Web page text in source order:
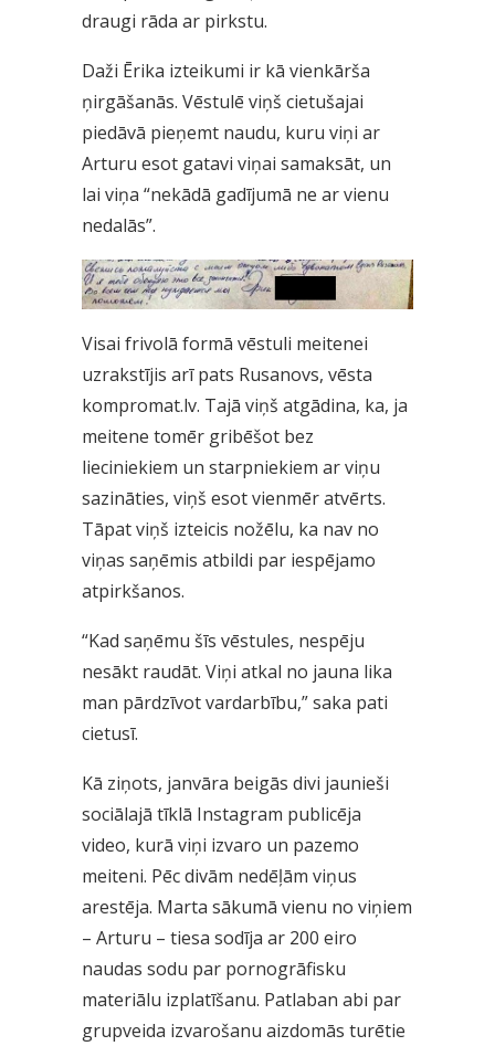
draugi rāda ar pirkstu.
Daži Ērika izteikumi ir kā vienkārša
ņirgāšanās. Vēstulē viņš cietušajai
piedāvā pieņemt naudu, kuru viņi ar
Arturu esot gatavi viņai samaksāt, un
lai viņa “nekādā gadījumā ne ar vienu
nedalās”.
Visai frivolā formā vēstuli meitenei
uzrakstījis arī pats Rusanovs, vēsta
kompromat.lv. Tajā viņš atgādina, ka, ja
meitene tomēr gribēšot bez
lieciniekiem un starpniekiem ar viņu
sazināties, viņš esot vienmēr atvērts.
Tāpat viņš izteicis nožēlu, ka nav no
viņas saņēmis atbildi par iespējamo
atpirkšanos.
“Kad saņēmu šīs vēstules, nespēju
nesākt raudāt. Viņi atkal no jauna lika
man pārdzīvot vardarbību,” saka pati
cietusī.
Kā ziņots, janvāra beigās divi jaunieši
sociālajā tīklā Instagram publicēja
video, kurā viņi izvaro un pazemo
meiteni. Pēc divām nedēļām viņus
arestēja. Marta sākumā vienu no viņiem
– Arturu – tiesa sodīja ar 200 eiro
naudas sodu par pornogrāfisku
materiālu izplatīšanu. Patlaban abi par
grupveida izvarošanu aizdomās turētie